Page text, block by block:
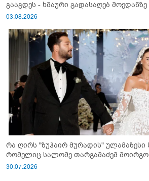
გააგდეს - ხმაური გადასაღებ მოედანზე
03.08.2026
რა ღირს "ზუჰაირ მურადის" ულამაზესი საქორწინო კაბა,
რომელიც სალომე თარგამაძემ მოირგო
30.07.2026